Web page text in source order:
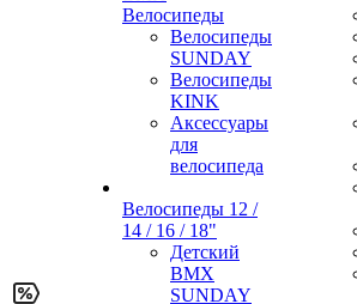
Велосипеды
Велосипеды
SUNDAY
Велосипеды
KINK
Аксессуары
для
велосипеда
Велосипеды 12 /
14 / 16 / 18"
Детский
BMX
SUNDAY